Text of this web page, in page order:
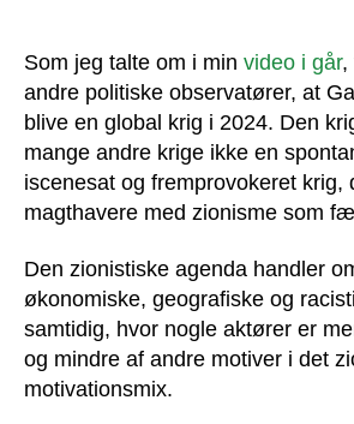
Som jeg talte om i min video i går,
andre politiske observatører, at
blive en global krig i 2024. Den
mange andre krige ikke en
iscenesat og fremprovokeret krig,
magthavere med zionisme som
Den zionistiske agenda handler
økonomiske, geografiske og
samtidig, hvor nogle aktører er
og mindre af andre motiver i det
motivationsmix.